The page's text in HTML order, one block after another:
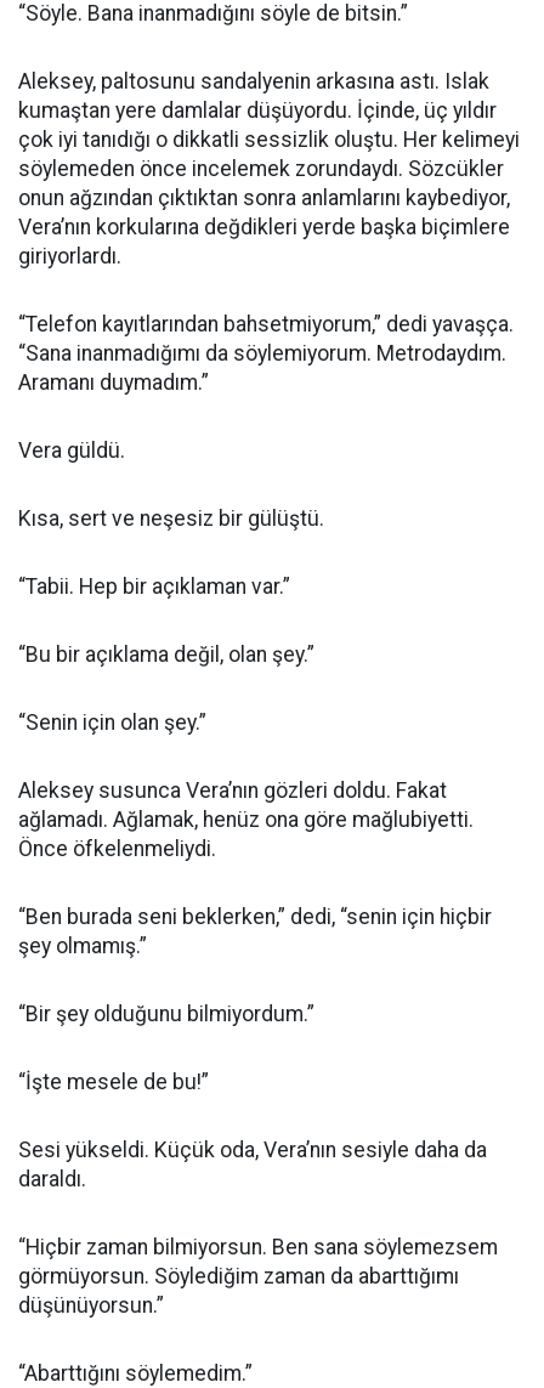
“Söyle. Bana inanmadığını söyle de bitsin.”
Aleksey, paltosunu sandalyenin arkasına astı. Islak
kumaştan yere damlalar düşüyordu. İçinde, üç yıldır
çok iyi tanıdığı o dikkatli sessizlik oluştu. Her kelimeyi
söylemeden önce incelemek zorundaydı. Sözcükler
onun ağzından çıktıktan sonra anlamlarını kaybediyor,
Vera’nın korkularına değdikleri yerde başka biçimlere
giriyorlardı.
“Telefon kayıtlarından bahsetmiyorum,” dedi yavaşça.
“Sana inanmadığımı da söylemiyorum. Metrodaydım.
Aramanı duymadım.”
Vera güldü.
Kısa, sert ve neşesiz bir gülüştü.
“Tabii. Hep bir açıklaman var.”
“Bu bir açıklama değil, olan şey.”
“Senin için olan şey.”
Aleksey susunca Vera’nın gözleri doldu. Fakat
ağlamadı. Ağlamak, henüz ona göre mağlubiyetti.
Önce öfkelenmeliydi.
“Ben burada seni beklerken,” dedi, “senin için hiçbir
şey olmamış.”
“Bir şey olduğunu bilmiyordum.”
“İşte mesele de bu!”
Sesi yükseldi. Küçük oda, Vera’nın sesiyle daha da
daraldı.
“Hiçbir zaman bilmiyorsun. Ben sana söylemezsem
görmüyorsun. Söylediğim zaman da abarttığımı
düşünüyorsun.”
“Abarttığını söylemedim.”